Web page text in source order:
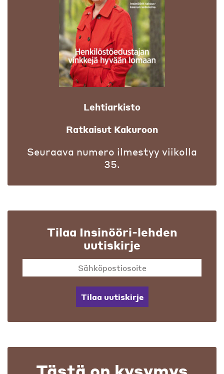
Lehtiarkisto
Ratkaisut Kakuroon
Seuraava numero ilmestyy viikolla
35.
Tilaa Insinööri-lehden
uutiskirje
Tilaa uutiskirje